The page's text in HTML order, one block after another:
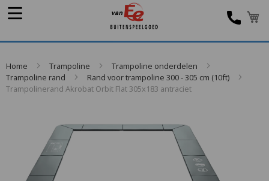
Home Trampoline
Trampoline onderdelen
Trampoline rand
Rand voor trampoline 300 - 305 cm (10ft)
Trampolinerand Akrobat Orbit Flat 305x183 antraciet